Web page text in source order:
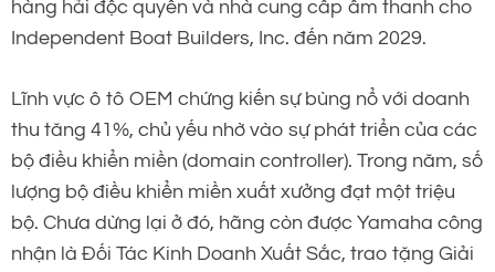
hàng hải độc quyền và nhà cung cấp âm thanh cho
Independent Boat Builders, Inc. đến năm 2029.
Lĩnh vực ô tô OEM chứng kiến sự bùng nổ với doanh
thu tăng 41%, chủ yếu nhờ vào sự phát triển của các
bộ điều khiển miền (domain controller). Trong năm, số
lượng bộ điều khiển miền xuất xưởng đạt một triệu
bộ. Chưa dừng lại ở đó, hãng còn được Yamaha công
nhận là Đối Tác Kinh Doanh Xuất Sắc, trao tặng Giải